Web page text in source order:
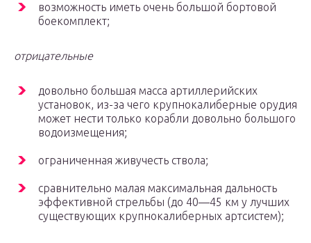
возможность иметь очень большой бортовой
боекомплект;
отрицательные
довольно большая масса артиллерийских
установок, из-за чего крупнокалиберные орудия
может нести только корабли довольно большого
водоизмещения;
ограниченная живучесть ствола;
сравнительно малая максимальная дальность
эффективной стрельбы (до 40—45 км у лучших
существующих крупнокалиберных артсистем);